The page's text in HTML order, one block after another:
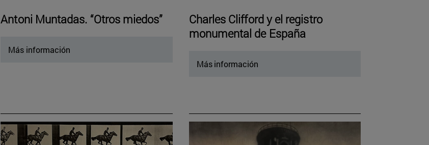
Antoni Muntadas. “Otros miedos”
Más información
Charles Clifford y el registro
monumental de España
Más información